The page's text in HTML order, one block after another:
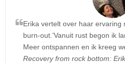
Erika vertelt over haar ervaring
burn-out.’Vanuit rust begon ik
Meer ontspannen en ik kreeg
Recovery from rock bottom: